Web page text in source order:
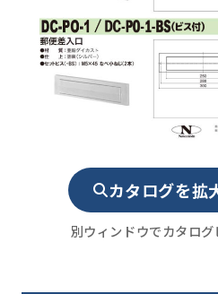
カタログを拡
別ウィンドウでカタロ